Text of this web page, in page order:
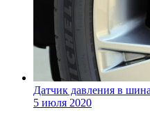
Датчик давления в
5 июля 2020